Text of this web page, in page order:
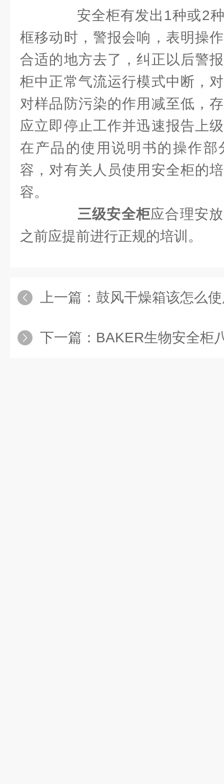
安全柜有发出1种或2种
框移动时，警报会响，表明操
合适的地方去了，纠正以后警
柜中正常气流运行模式中断，
对样品防污染的作用减至低，
应立即停止工作并迅速报告上
在产品的使用说明书的操作部
容，对有关人员使用安全柜的
容。
三级安全柜应合理安
之前应提前进行正规的培训。
上一篇： 鼓风干燥箱该怎么使用
下一篇： BAKER生物安全柜